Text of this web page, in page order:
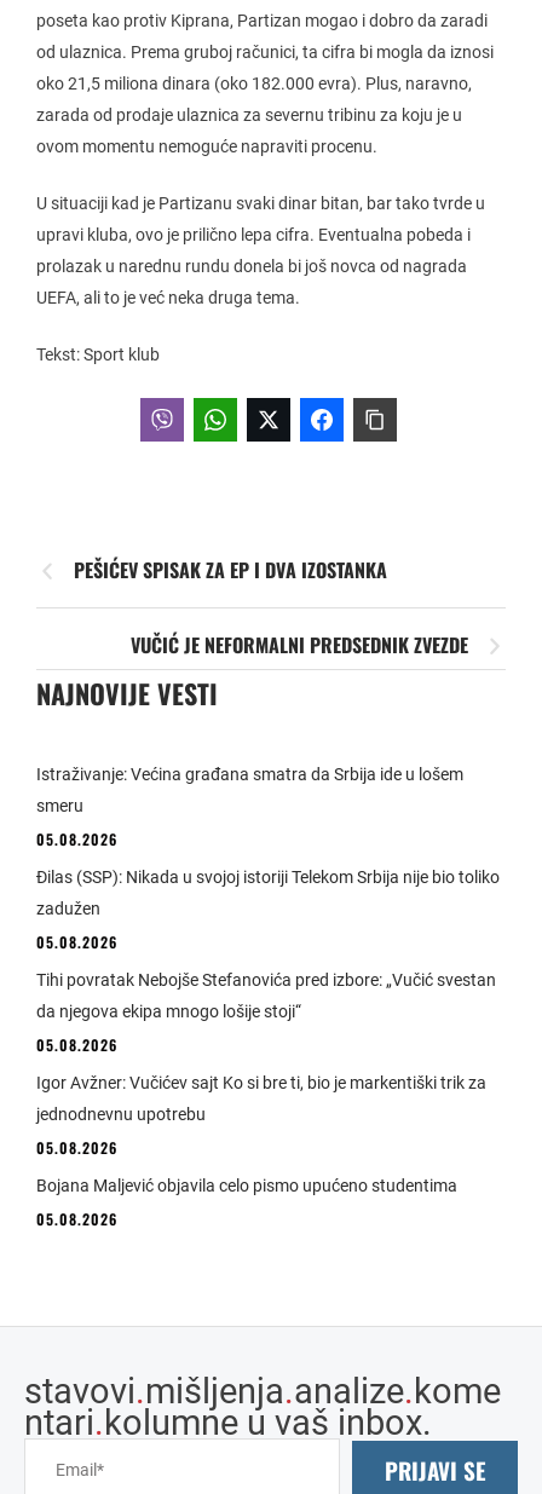
poseta kao protiv Kiprana, Partizan mogao i dobro da zaradi
od ulaznica. Prema gruboj računici, ta cifra bi mogla da iznosi
oko 21,5 miliona dinara (oko 182.000 evra). Plus, naravno,
zarada od prodaje ulaznica za severnu tribinu za koju je u
ovom momentu nemoguće napraviti procenu.
U situaciji kad je Partizanu svaki dinar bitan, bar tako tvrde u
upravi kluba, ovo je prilično lepa cifra. Eventualna pobeda i
prolazak u narednu rundu donela bi još novca od nagrada
UEFA, ali to je već neka druga tema.
Tekst: Sport klub
PEŠIĆEV SPISAK ZA EP I DVA IZOSTANKA
VUČIĆ JE NEFORMALNI PREDSEDNIK ZVEZDE
NAJNOVIJE VESTI
Istraživanje: Većina građana smatra da Srbija ide u lošem
smeru
05.08.2026
Đilas (SSP): Nikada u svojoj istoriji Telekom Srbija nije bio toliko
zadužen
05.08.2026
Tihi povratak Nebojše Stefanovića pred izbore: „Vučić svestan
da njegova ekipa mnogo lošije stoji“
05.08.2026
Igor Avžner: Vučićev sajt Ko si bre ti, bio je markentiški trik za
jednodnevnu upotrebu
05.08.2026
Bojana Maljević objavila celo pismo upućeno studentima
05.08.2026
stavovi.mišljenja.analize.kome
ntari.kolumne u vaš inbox.
PRIJAVI SE